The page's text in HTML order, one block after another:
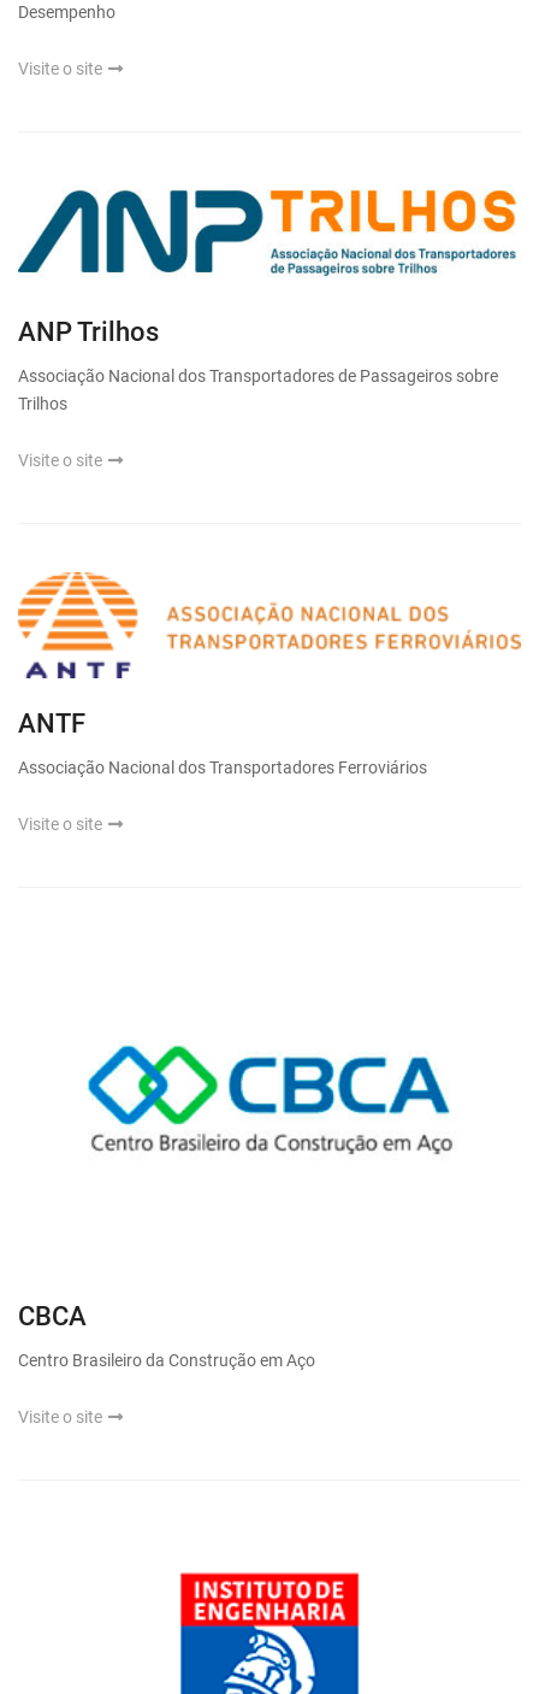
Desempenho
Visite o site
ANP Trilhos
Associação Nacional dos Transportadores de Passageiros sobre
Trilhos
Visite o site
ANTF
Associação Nacional dos Transportadores Ferroviários
Visite o site
CBCA
Centro Brasileiro da Construção em Aço
Visite o site